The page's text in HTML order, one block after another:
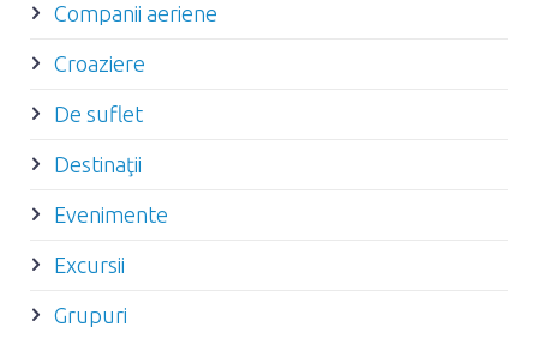
Companii aeriene
Croaziere
De suflet
Destinaţii
Evenimente
Excursii
Grupuri